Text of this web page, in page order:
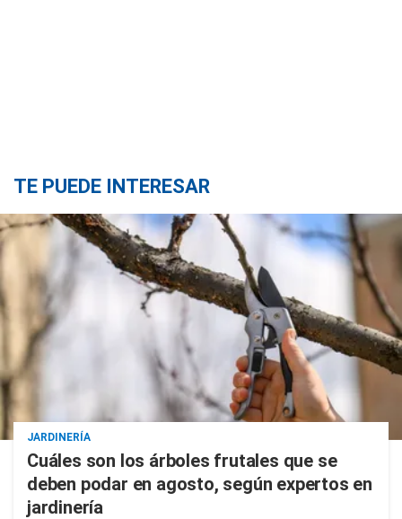
TE PUEDE INTERESAR
JARDINERÍA
Cuáles son los árboles frutales que se
deben podar en agosto, según expertos en
jardinería